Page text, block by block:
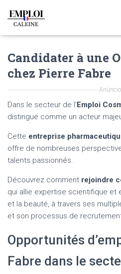
Candidater à une
chez Pierre Fabre
Dans le secteur de l’Emploi
distingue comme un acteur
Cette entreprise
offre de nombreuses
talents passionnés.
Découvrez comment rejoindre
qui allie expertise scientifique et
et la beauté, à travers ses
et son processus de
Opportunités
Fabre dans le